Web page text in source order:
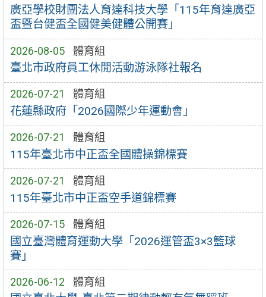
廣亞學校財團法人育達科技大學「115年育達廣亞
盃暨台健盃全國健美健體公開賽」
2026-08-05 體育組
臺北市政府員工休閒活動游泳隊社報名
2026-07-21 體育組
花蓮縣政府「2026國際少年運動會」
2026-07-21 體育組
115年臺北市中正盃全國體操錦標賽
2026-07-21 體育組
115年臺北市中正盃空手道錦標賽
2026-07-15 體育組
國立臺灣體育運動大學「2026運管盃3×3籃球
賽」
2026-06-12 體育組